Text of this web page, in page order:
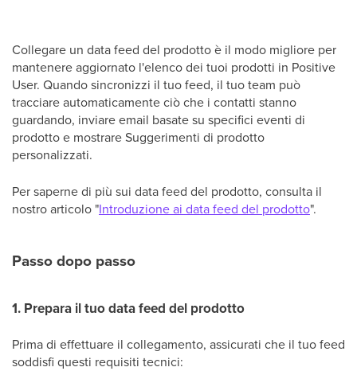
Collegare un data feed del prodotto è il modo migliore per
mantenere aggiornato l'elenco dei tuoi prodotti in Positive
User. Quando sincronizzi il tuo feed, il tuo team può
tracciare automaticamente ciò che i contatti stanno
guardando, inviare email basate su specifici eventi di
prodotto e mostrare Suggerimenti di prodotto
personalizzati.
Per saperne di più sui data feed del prodotto, consulta il
nostro articolo "Introduzione ai data feed del prodotto".
Passo dopo passo
1. Prepara il tuo data feed del prodotto
Prima di effettuare il collegamento, assicurati che il tuo feed
soddisfi questi requisiti tecnici: